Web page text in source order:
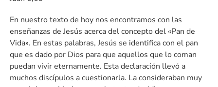
En nuestro texto de hoy nos encontramos con las
enseñanzas de Jesús acerca del concepto del «Pan de
Vida». En estas palabras, Jesús se identifica con el pan
que es dado por Dios para que aquellos que lo coman
puedan vivir eternamente. Esta declaración llevó a
muchos discípulos a cuestionarla. La consideraban muy